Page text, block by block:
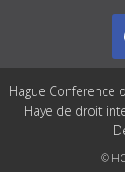
Hague Conference
Haye de droit
©